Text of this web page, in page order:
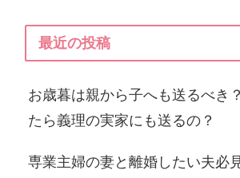
最近の投稿
お歳暮は親から子へも送るべき
たら義理の実家にも送るの？
専業主婦の妻と離婚したい夫必